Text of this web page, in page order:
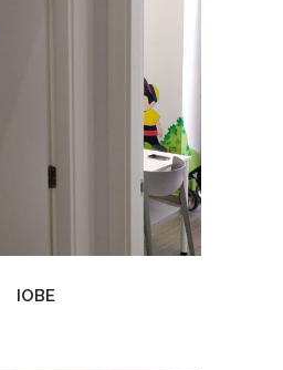
IOBE